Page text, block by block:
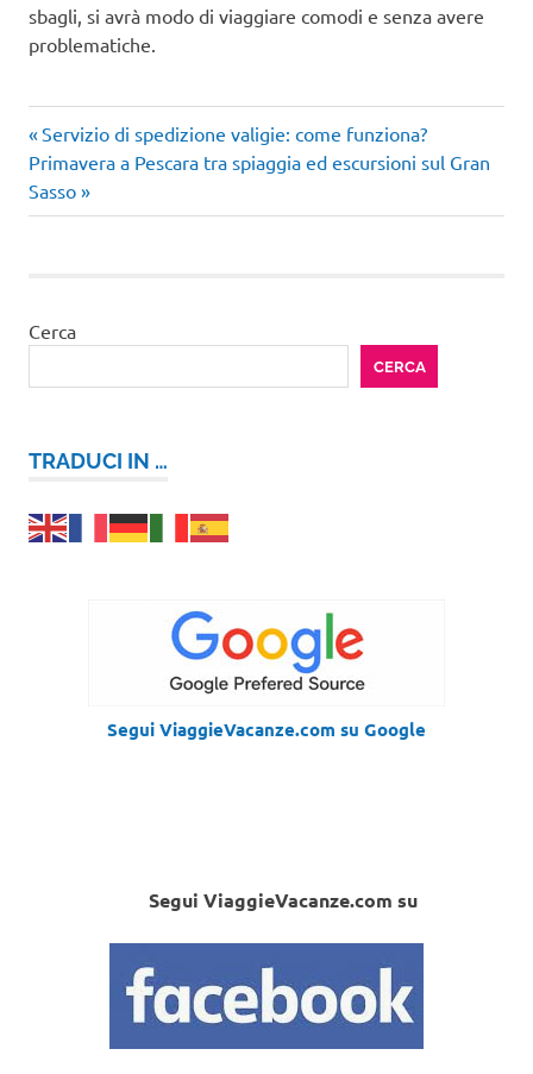
sbagli, si avrà modo di viaggiare comodi e senza avere
problematiche.
Navigazione
articoli
Articolo
precedente:
Servizio di spedizione valigie: come funziona?
Articolo
successivo:
Primavera a Pescara tra spiaggia ed escursioni sul Gran
Sasso
Cerca
CERCA
TRADUCI IN …
Segui ViaggieVacanze.com su Google
Segui ViaggieVacanze.com su